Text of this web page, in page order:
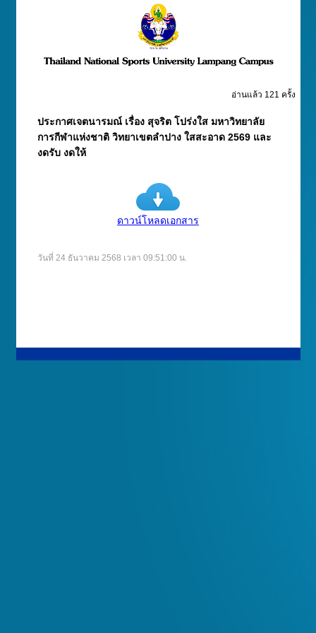
อ่านแล้ว 121 ครั้ง
ประกาศเจตนารมณ์ เรื่อง สุจริต โปร่งใส มหาวิทยาลัย
การกีฬาแห่งชาติ วิทยาเขตลำปาง ใสสะอาด 2569 และ
งดรับ งดให้
ดาวน์โหลดเอกสาร
วันที่ 24 ธันวาคม 2568 เวลา 09:51:00 น.